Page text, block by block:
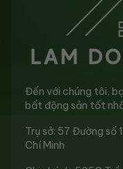
Đến với chúng tôi,
bất động sản tốt
Trụ sở: 57 Đường số
Chí Minh